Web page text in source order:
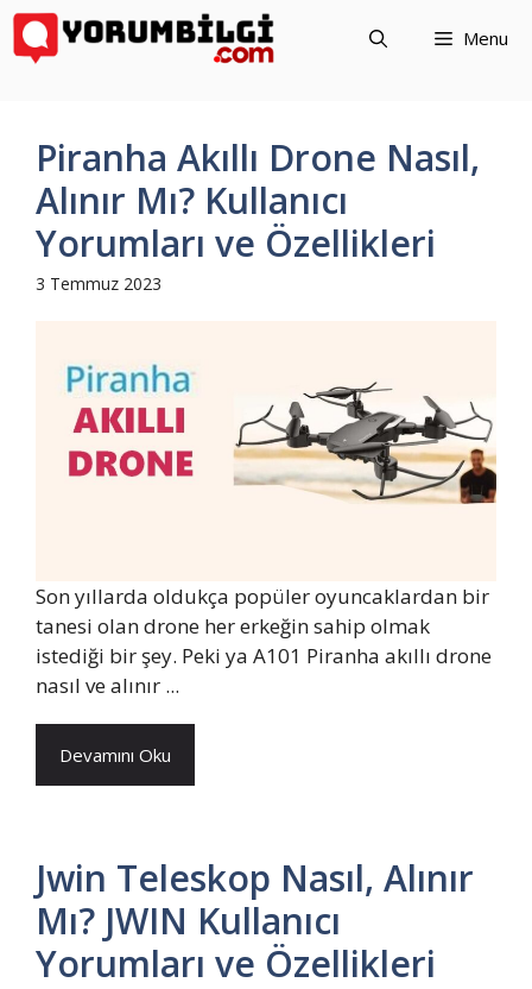
İçeriğe
atla
Menu
Piranha Akıllı Drone Nasıl,
Alınır Mı? Kullanıcı
Yorumları ve Özellikleri
3 Temmuz 2023
Son yıllarda oldukça popüler oyuncaklardan bir
tanesi olan drone her erkeğin sahip olmak
istediği bir şey. Peki ya A101 Piranha akıllı drone
nasıl ve alınır ...
Devamını Oku
Jwin Teleskop Nasıl, Alınır
Mı? JWIN Kullanıcı
Yorumları ve Özellikleri